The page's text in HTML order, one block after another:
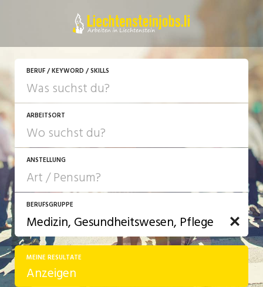
BERUF / KEYWORD / SKILLS
ARBEITSORT
ANSTELLUNG
JOB-TYP
10-100%
Festanstellung
Temporär (befristet)
BERUFSGRUPPE
Bank, Versicherung
MEINE RESULTATE
Anzeigen